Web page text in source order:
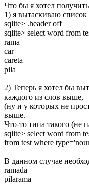
Что бы я хотел
1) я вытаскиваю
sqlite> .header off
sqlite> select word from
rama
car
careta
pila
2) Теперь я хотел бы
каждого из слов выше,
(ну и у которых не
выше.
Что-то типа такого (не
sqlite> select word from
from test where
В данном случае
ramada
pilarama